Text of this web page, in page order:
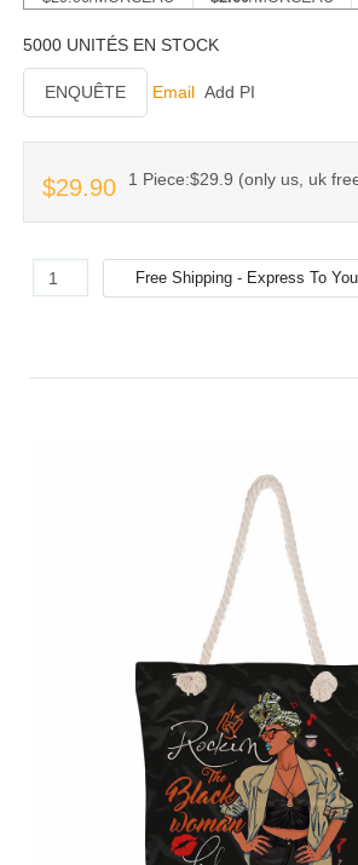
5000 UNITÉS EN STOCK
ENQUÊTE Email Add PI
$29.90 1 Piece:$29.9 (only us, uk